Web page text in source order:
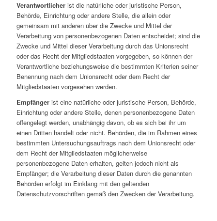
Verantwortlicherist die natürliche oder juristische Person,
Behörde, Einrichtung oder andere Stelle, die allein oder
gemeinsam mit anderen über die Zwecke und Mittel der
Verarbeitung von personenbezogenen Daten entscheidet; sind die
Zwecke und Mittel dieser Verarbeitung durch das Unionsrecht
oder das Recht der Mitgliedstaaten vorgegeben, so können der
Verantwortliche beziehungsweise die bestimmten Kriterien seiner
Benennung nach dem Unionsrecht oder dem Recht der
Mitgliedstaaten vorgesehen werden.
Empfängerist eine natürliche oder juristische Person, Behörde,
Einrichtung oder andere Stelle, denen personenbezogene Daten
offengelegt werden, unabhängig davon, ob es sich bei ihr um
einen Dritten handelt oder nicht. Behörden, die im Rahmen eines
bestimmten Untersuchungsauftrags nach dem Unionsrecht oder
dem Recht der Mitgliedstaaten möglicherweise
personenbezogene Daten erhalten, gelten jedoch nicht als
Empfänger; die Verarbeitung dieser Daten durch die genannten
Behörden erfolgt im Einklang mit den geltenden
Datenschutzvorschriften gemäß den Zwecken der Verarbeitung.